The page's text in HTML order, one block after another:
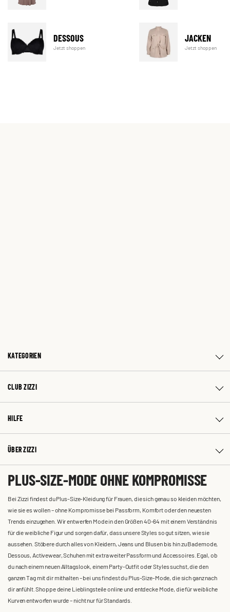
DESSOUS
Jetzt shoppen
JACKEN
Jetzt shoppen
KATEGORIEN
CLUB ZIZZI
HILFE
ÜBER ZIZZI
PLUS-SIZE-MODE OHNE KOMPROMISSE
Bei Zizzi findest du Plus-Size-Kleidung für Frauen, die sich genau so kleiden möchten,
wie sie es wollen – ohne Kompromisse bei Passform, Komfort oder den neuesten
Trends einzugehen. Wir entwerfen Mode in den Größen 40-64 mit einem Verständnis
für die weibliche Figur und sorgen dafür, dass unsere Styles so gut sitzen, wie sie
aussehen. Stöbere durch alles von Kleidern, Jeans und Blusen bis hin zu Bademode,
Dessous, Activewear, Schuhen mit extra weiter Passform und Accessoires. Egal, ob
du nach einem neuen Alltagslook, einem Party-Outfit oder Styles suchst, die den
ganzen Tag mit dir mithalten – bei uns findest du Plus-Size-Mode, die sich ganz nach
dir anfühlt. Shoppe deine Lieblingsteile online und entdecke Mode, die für weibliche
Kurven entworfen wurde – nicht nur für Standards.